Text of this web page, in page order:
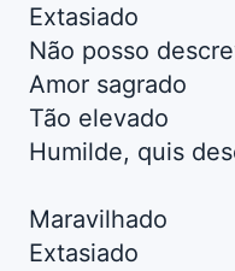
Extasiado
Não posso
Amor sagrado
Tão elevado
Humilde, quis
Maravilhado
Extasiado